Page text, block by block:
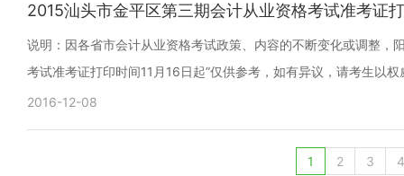
2015汕头市金平区第三期会计从业资格考试准考证
说明：因各省市会计从业资格考试政策、内容的不断变化或调整，
考试准考证打印时间11月16日起”仅供参考，如有异议，请考生以
2016-12-08
1 2 3 4